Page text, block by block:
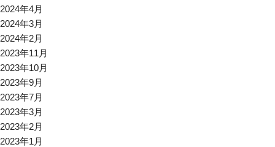
2024年4月
2024年3月
2024年2月
2023年11月
2023年10月
2023年9月
2023年7月
2023年3月
2023年2月
2023年1月